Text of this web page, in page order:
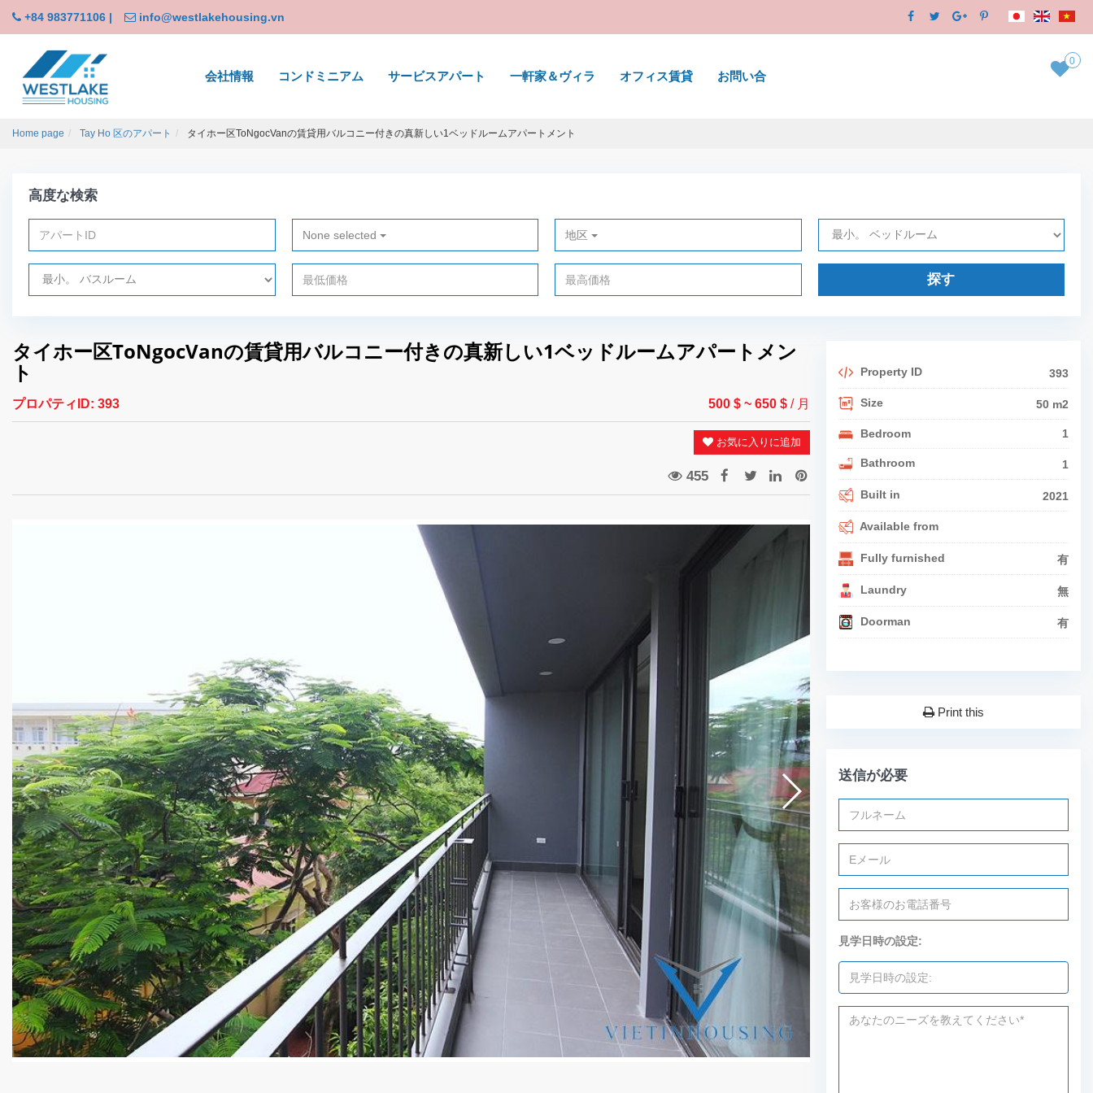
+84 983771106 | info@westlakehousing.vn
会社情報 コンドミニアム サービスアパート 一軒家＆ヴィラ オフィス賃貸 お問い合
0
Home page Tay Ho 区のアパート タイホー区ToNgocVanの賃貸用バルコニー付きの真新しい1ベッドルームアパートメント
高度な検索
None selected 地区
探す
タイホー区ToNgocVanの賃貸用バルコニー付きの真新しい1ベッドルームアパートメン
ト
プロパティID: 393 500 $ ~ 650 $ / 月
お気に入りに追加
455
Property ID 393
Size 50 m2
Bedroom 1
Bathroom 1
Built in 2021
Available from
Fully furnished 有
Laundry 無
Doorman 有
Print this
送信が必要
見学日時の設定: